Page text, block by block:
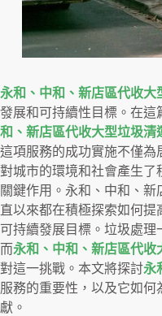
永和、中和、新店區代收大
發展和可持續性目標。在
和、新店區代收大型垃圾清
這項服務的成功實施不僅為
對城市的環境和社會產生了
關鍵作用。永和、中和、
直以來都在積極探索如何
可持續發展目標。垃圾處理
而永和、中和、新店區代收
對這一挑戰。本文將探討永
服務的重要性，以及它如
獻。